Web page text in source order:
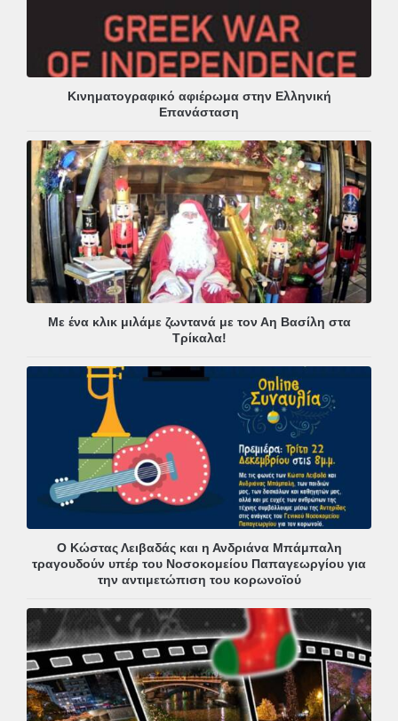
Κινηματογραφικό αφιέρωμα στην Ελληνική
Επανάσταση
Με ένα κλικ μιλάμε ζωντανά με τον Αη Βασίλη στα
Τρίκαλα!
Ο Κώστας Λειβαδάς και η Ανδριάνα Μπάμπαλη
τραγουδούν υπέρ του Νοσοκομείου Παπαγεωργίου για
την αντιμετώπιση του κορωνοϊού